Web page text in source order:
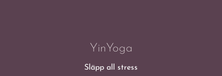
YinYoga
Släpp all stress